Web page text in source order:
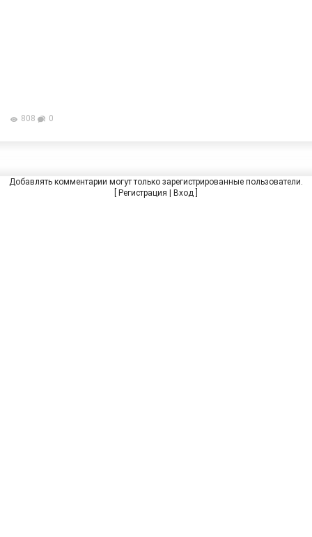
808 0
Добавлять комментарии могут только зарегистрированные пользователи.
Регистрация Вход